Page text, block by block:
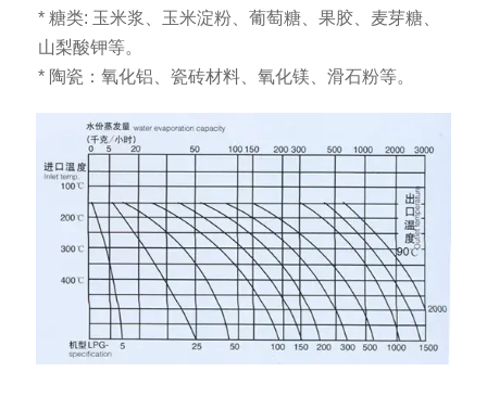
* 糖类: 玉米浆、玉米淀粉、葡萄糖、果胶、麦芽糖、
山梨酸钾等。
* 陶瓷：氧化铝、瓷砖材料、氧化镁、滑石粉等。